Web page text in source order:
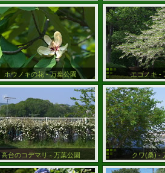
ホウノキの花 - 万葉公園 エゴノキ -
高台のコデマリ - 万葉公園 クワ(桑) -